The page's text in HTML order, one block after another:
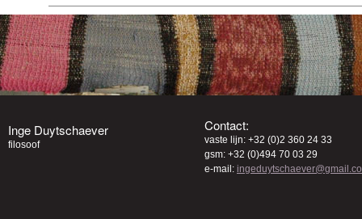
Inge Duytschaever
filosoof
Contact:
vaste lijn: +32 (0)2 360 24 33
gsm: +32 (0)494 70 03 29
e-mail: